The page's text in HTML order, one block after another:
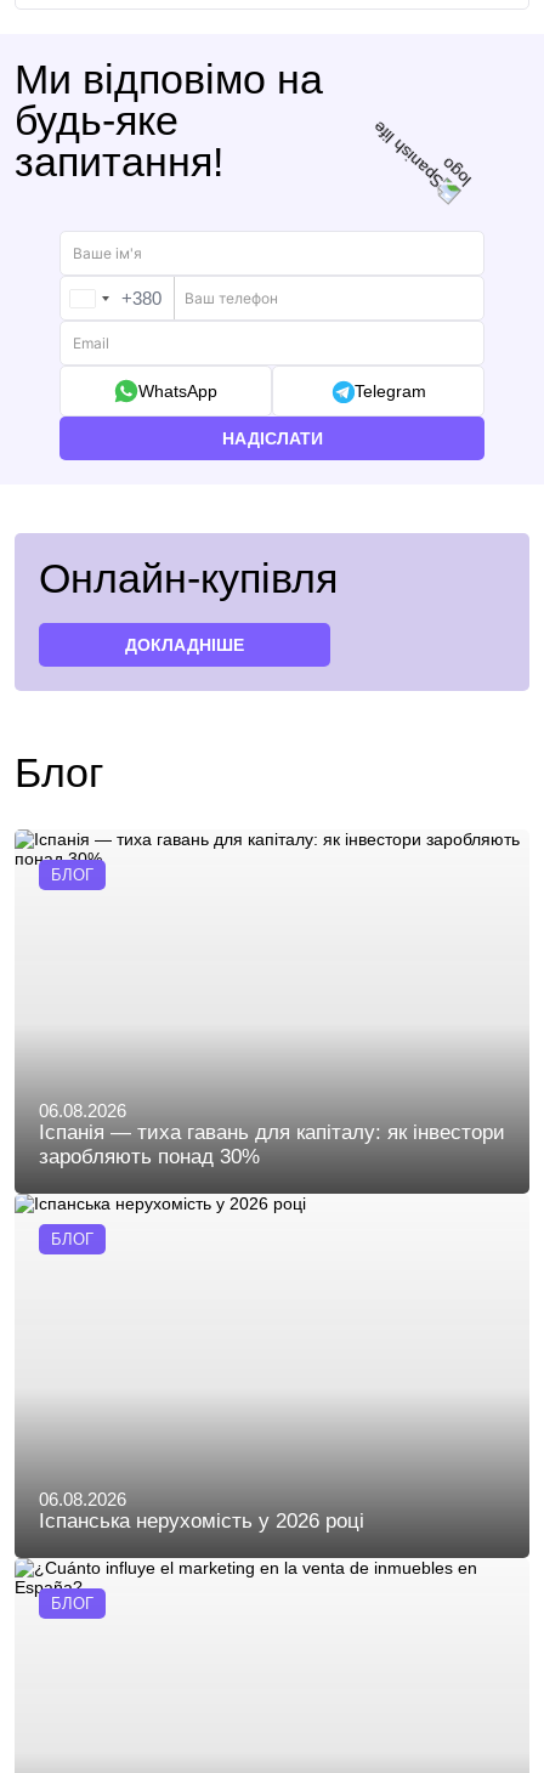
Ми відповімо на
будь-яке
запитання!
UKRAINE
+380
+380
WhatsApp Telegram
НАДІСЛАТИ
Онлайн-купівля
ДОКЛАДНІШЕ
Блог
БЛОГ
06.08.2026
Іспанія — тиха гавань для капіталу: як інвестори
заробляють понад 30%
БЛОГ
06.08.2026
Іспанська нерухомість у 2026 році
БЛОГ